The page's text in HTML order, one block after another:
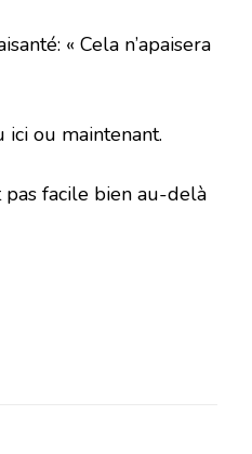
« Cela n’apaisera
ici ou maintenant.
pas facile bien au-delà